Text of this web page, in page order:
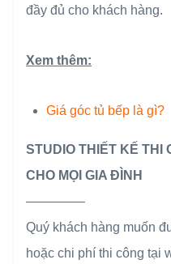
đầy đủ cho khách hàng.
Xem thêm:
Giá góc tủ bếp là gì?
STUDIO THIẾT KẾ THI
CHO MỌI GIA ĐÌNH
————–
Quý khách hàng muốn
hoặc chi phí thi công tại